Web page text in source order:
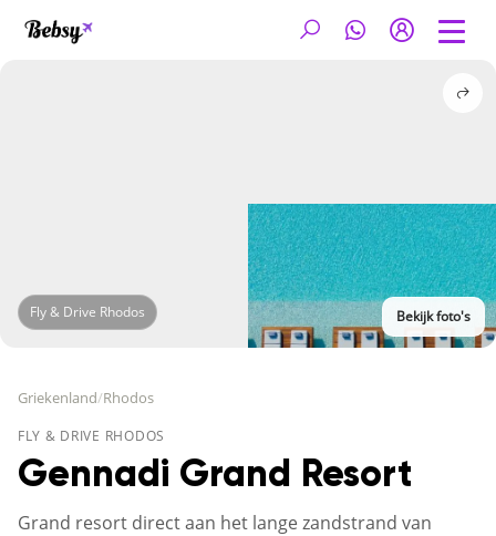
Fly & Drive Rhodos Bekijk foto's
Griekenland/Rhodos
FLY & DRIVE RHODOS
Gennadi Grand Resort
Grand resort direct aan het lange zandstrand van